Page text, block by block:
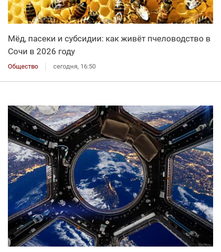
Мёд, пасеки и субсидии: как живёт пчеловодство в
Сочи в 2026 году
Общество сегодня, 16:50